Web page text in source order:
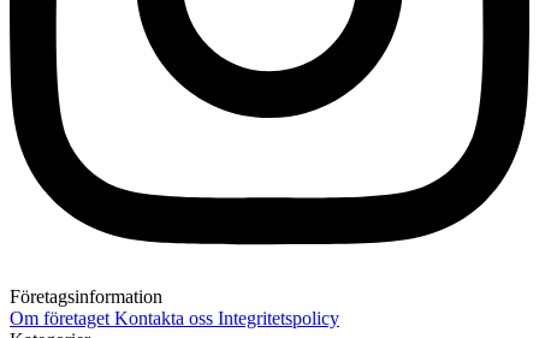
Företagsinformation
Om företaget Kontakta oss Integritetspolicy